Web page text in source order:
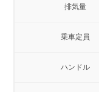
排気量
乗車定員
ハンドル